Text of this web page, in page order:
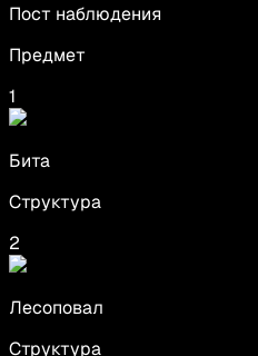
Пост наблюдения
Предмет
1
Бита
Структура
2
Лесоповал
Структура